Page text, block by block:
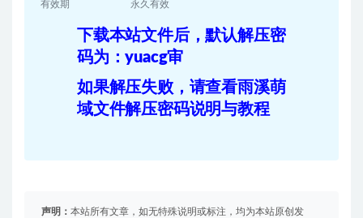
有效期 永久有效
下载本站文件后，默认解压密
码为：yuacg审
如果解压失败，请查看雨溪萌
域文件解压密码说明与教程
声明： 本站所有文章，如无特殊说明或标注，均为本站原创发